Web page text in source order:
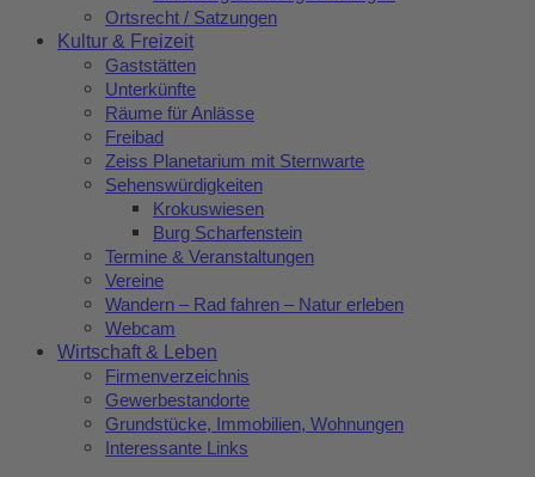
Ortsrecht / Satzungen
Kultur & Freizeit
Gaststätten
Unterkünfte
Räume für Anlässe
Freibad
Zeiss Planetarium mit Sternwarte
Sehenswürdigkeiten
Krokuswiesen
Burg Scharfenstein
Termine & Veranstaltungen
Vereine
Wandern – Rad fahren – Natur erleben
Webcam
Wirtschaft & Leben
Firmenverzeichnis
Gewerbestandorte
Grundstücke, Immobilien, Wohnungen
Interessante Links